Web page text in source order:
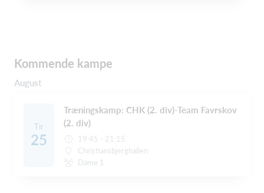
Kommende kampe
August
Tir
25
Træningskamp: CHK (2. div)-Team Favrskov
(2. div)
19:45 - 21:15
Christiansbjerghallen
Dame 1